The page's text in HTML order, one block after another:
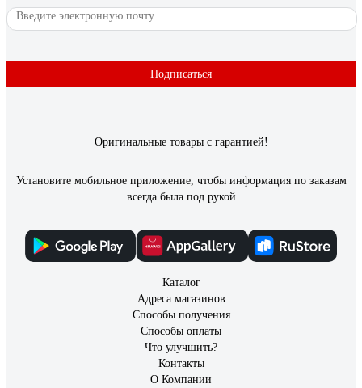
Подписаться
Оригинальные товары с гарантией!
Установите мобильное приложение, чтобы информация по заказам
всегда была под рукой
Каталог
Адреса магазинов
Способы получения
Способы оплаты
Что улучшить?
Контакты
О Компании